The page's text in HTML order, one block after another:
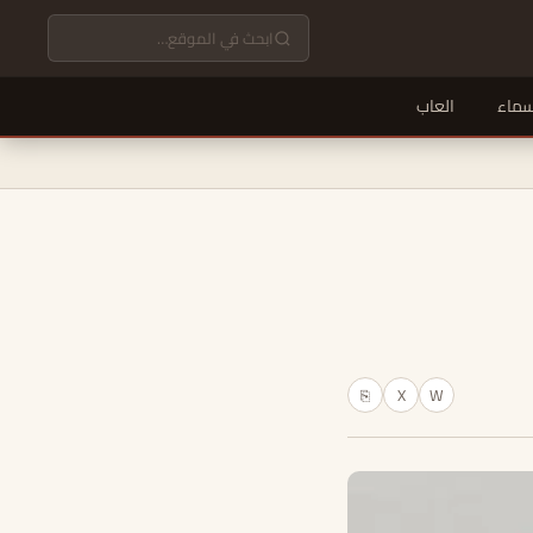
العاب
W
X
⎘